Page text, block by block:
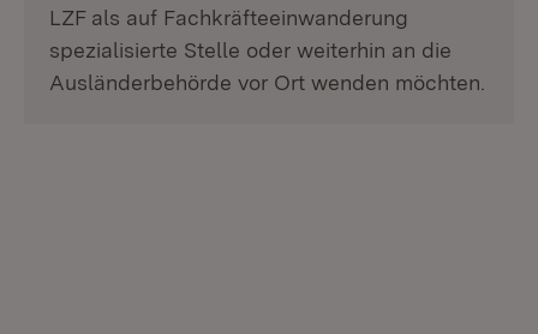
LZF als auf Fachkräfteeinwanderung
spezialisierte Stelle oder weiterhin an die
Ausländerbehörde vor Ort wenden möchten.